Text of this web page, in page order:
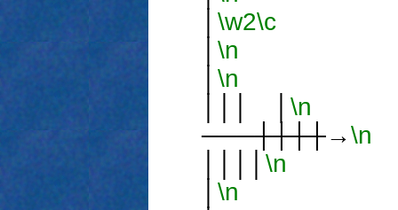
\w2\c
\n
\n
\n
───┼┼┼┼→\n
\n
\n